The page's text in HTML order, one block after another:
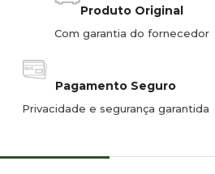
Produto Original
Com garantia do fornecedor
Pagamento Seguro
Privacidade e segurança garantida